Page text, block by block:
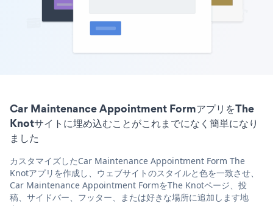
Car Maintenance Appointment FormアプリをThe
Knotサイトに埋め込むことがこれまでになく簡単になり
ました
カスタマイズしたCar Maintenance Appointment Form The
Knotアプリを作成し、ウェブサイトのスタイルと色を一致させ、
Car Maintenance Appointment FormをThe Knotページ、投
稿、サイドバー、フッター、または好きな場所に追加します地